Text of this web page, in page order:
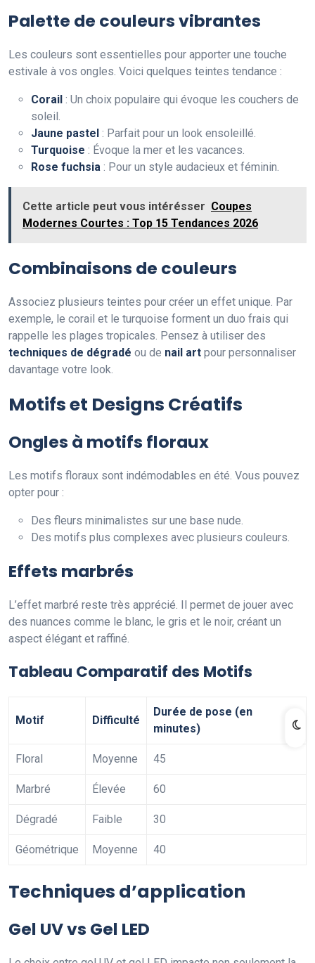
Palette de couleurs vibrantes
Les couleurs sont essentielles pour apporter une touche
estivale à vos ongles. Voici quelques teintes tendance :
Corail : Un choix populaire qui évoque les couchers de
soleil.
Jaune pastel : Parfait pour un look ensoleillé.
Turquoise : Évoque la mer et les vacances.
Rose fuchsia : Pour un style audacieux et féminin.
Cette article peut vous intérésser Coupes
Modernes Courtes : Top 15 Tendances 2026
Combinaisons de couleurs
Associez plusieurs teintes pour créer un effet unique. Par
exemple, le corail et le turquoise forment un duo frais qui
rappelle les plages tropicales. Pensez à utiliser des
techniques de dégradé ou de nail art pour personnaliser
davantage votre look.
Motifs et Designs Créatifs
Ongles à motifs floraux
Les motifs floraux sont indémodables en été. Vous pouvez
opter pour :
Des fleurs minimalistes sur une base nude.
Des motifs plus complexes avec plusieurs couleurs.
Effets marbrés
L’effet marbré reste très apprécié. Il permet de jouer avec
des nuances comme le blanc, le gris et le noir, créant un
aspect élégant et raffiné.
Tableau Comparatif des Motifs
Motif Difficulté
Durée de pose (en
minutes)
Floral Moyenne 45
Marbré Élevée 60
Dégradé Faible 30
Géométrique Moyenne 40
Techniques d’application
Gel UV vs Gel LED